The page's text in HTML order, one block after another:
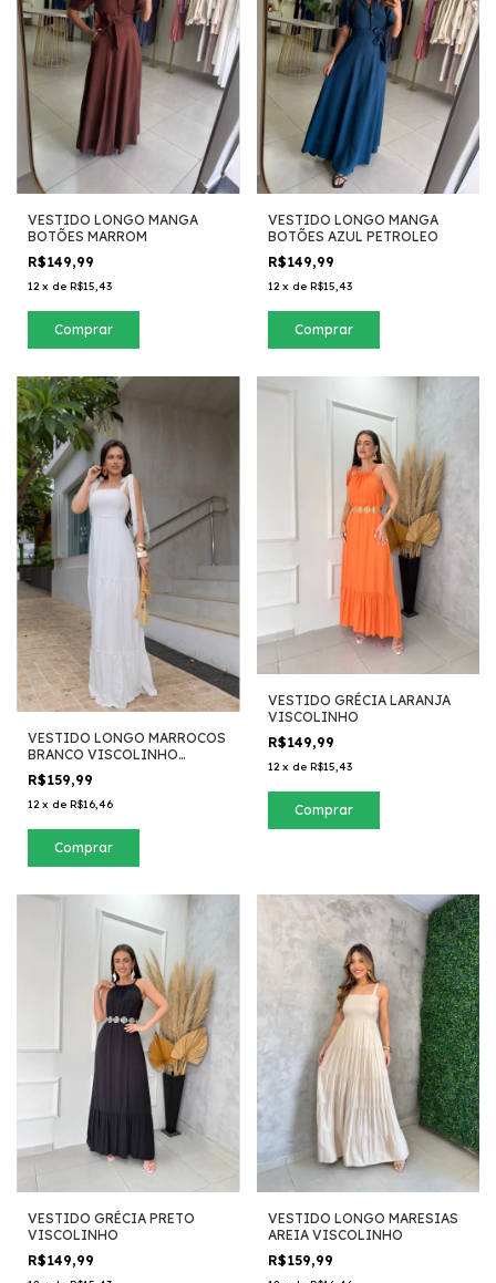
VESTIDO LONGO MANGA
BOTÕES MARROM
R$149,99
12 x de R$15,43
Comprar
VESTIDO LONGO MANGA
BOTÕES AZUL PETROLEO
R$149,99
12 x de R$15,43
Comprar
VESTIDO LONGO MARROCOS
BRANCO VISCOLINHO
SARJADO
R$159,99
12 x de R$16,46
Comprar
VESTIDO GRÉCIA LARANJA
VISCOLINHO
R$149,99
12 x de R$15,43
Comprar
VESTIDO GRÉCIA PRETO
VISCOLINHO
R$149,99
VESTIDO LONGO MARESIAS
AREIA VISCOLINHO
R$159,99